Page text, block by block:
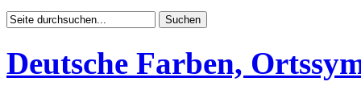
Deutsche Farben,